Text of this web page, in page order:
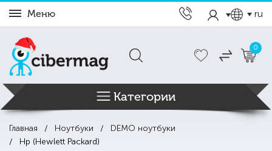
Меню ru
0
Категории
Главная Ноутбуки
DEMO ноутбуки
Hp (Hewlett Packard)